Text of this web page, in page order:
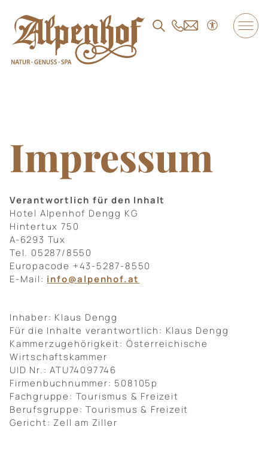
Genuss
SPA und Fitness
Familie
Natur und Aktivitäten
Infos und Kontakt
Impressum
Verantwortlich für den Inhalt
Hotel Alpenhof Dengg KG
Hintertux 750
A-6293 Tux
Tel. 05287/8550
Europacode +43-5287-8550
E-Mail: info@alpenhof.at
Inhaber: Klaus Dengg
Für die Inhalte verantwortlich: Klaus Dengg
Kammerzugehörigkeit: Österreichische
Wirtschaftskammer
UID Nr.: ATU74097746
Firmenbuchnummer: 508105p
Fachgruppe: Tourismus & Freizeit
Berufsgruppe: Tourismus & Freizeit
Gericht: Zell am Ziller